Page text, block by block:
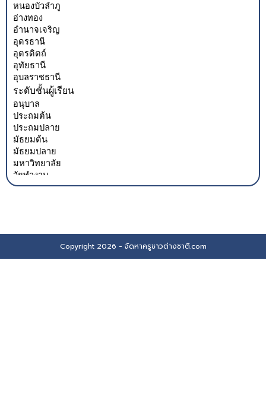
Copyright 2026 - จัดหาครูชาวต่างชาติ.com